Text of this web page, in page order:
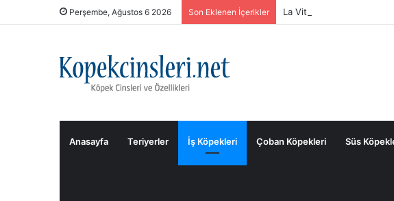
Perşembe, Ağustos 6 2026 Son Eklenen İçerikler La Vital Köpek Maması:
Anasayfa Teriyerler İş Köpekleri Çoban Köpekleri Süs